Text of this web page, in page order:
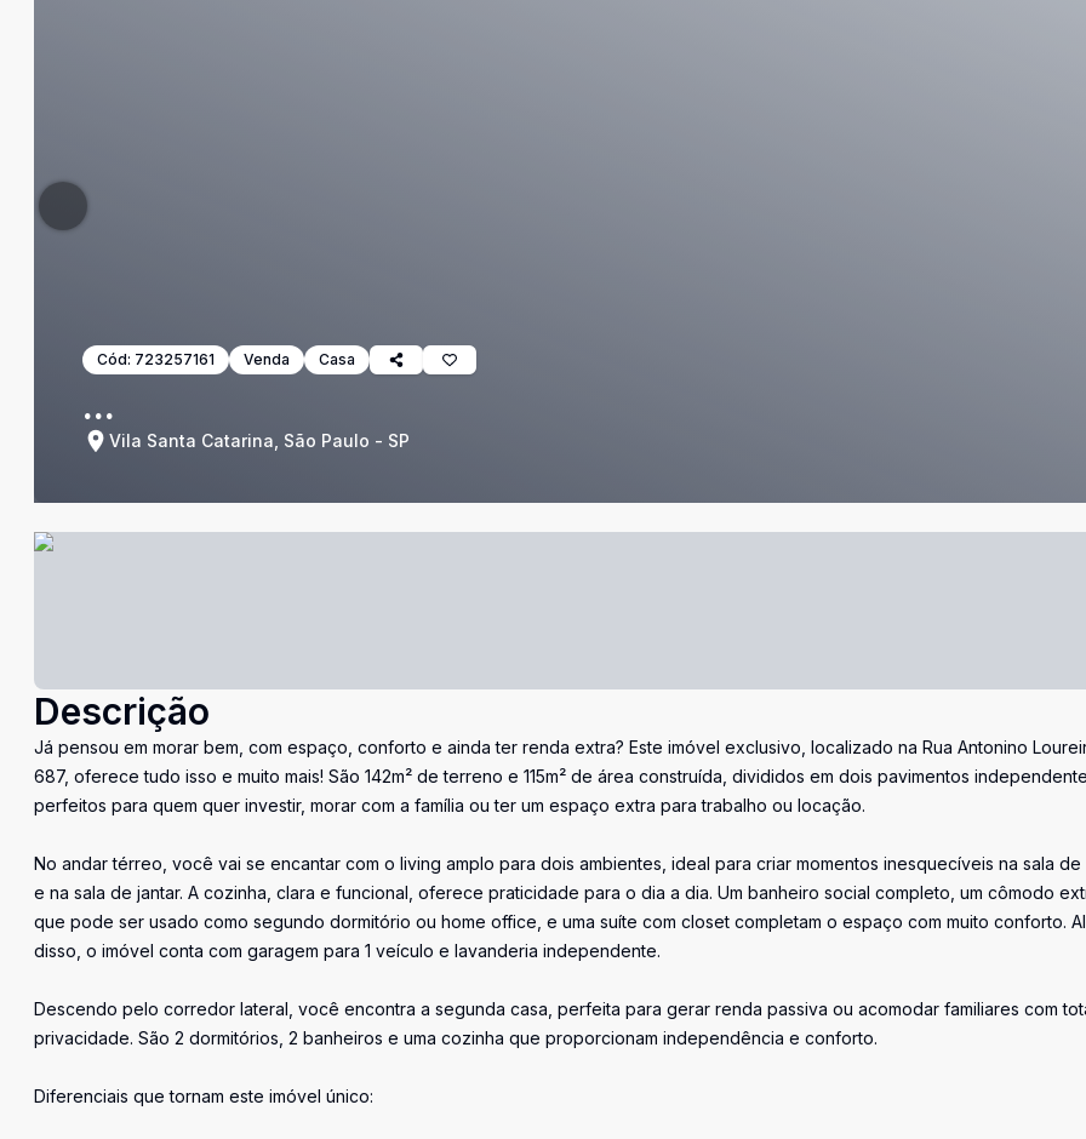
Cód: 723257161 Venda Casa
...
Vila Santa Catarina, São Paulo - SP
Descrição
Já pensou em morar bem, com espaço, conforto e ainda ter renda extra? Este imóvel exclusivo, localizado na Rua Antonino
687, oferece tudo isso e muito mais! São 142m² de terreno e 115m² de área construída, divididos em dois pavimentos
perfeitos para quem quer investir, morar com a família ou ter um espaço extra para trabalho ou locação.
No andar térreo, você vai se encantar com o living amplo para dois ambientes, ideal para criar momentos inesquecíveis na sala de
e na sala de jantar. A cozinha, clara e funcional, oferece praticidade para o dia a dia. Um banheiro social completo, um cômodo
que pode ser usado como segundo dormitório ou home office, e uma suíte com closet completam o espaço com muito conforto.
disso, o imóvel conta com garagem para 1 veículo e lavanderia independente.
Descendo pelo corredor lateral, você encontra a segunda casa, perfeita para gerar renda passiva ou acomodar familiares com
privacidade. São 2 dormitórios, 2 banheiros e uma cozinha que proporcionam independência e conforto.
Diferenciais que tornam este imóvel único: